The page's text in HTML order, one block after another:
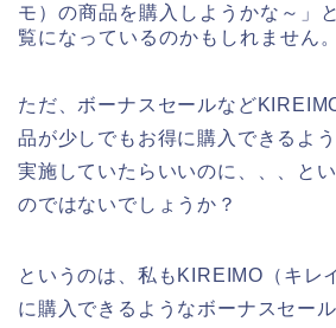
モ）の商品を購入しようかな～」
覧になっているのかもしれません。
ただ、ボーナスセールなど
品が少しでもお得に購入できるよ
実施していたらいいのに、、、と
のではないでしょうか？
というのは、私もKIREIMO（キレ
に購入できるようなボーナスセー